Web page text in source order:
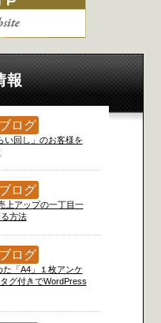
報
ブログ
い回し」のお客様を
ブログ
上アップの一丁目一
方法
ブログ
「A4」１枚アンケ
グ付きでWordPress